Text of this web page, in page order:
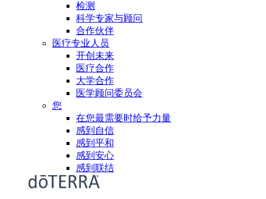
检测
科学专家与顾问
合作伙伴
医疗专业人员
开创未来
医疗合作
大学合作
医学顾问委员会
您
在您最需要时给予力量
感到自信
感到平和
感到安心
感到联结